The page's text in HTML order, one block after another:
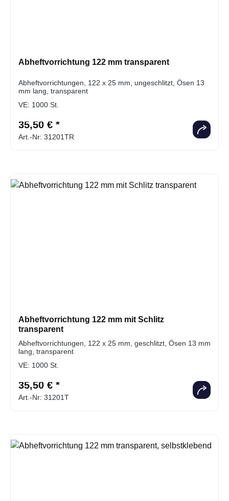
Abheftvorrichtung 122 mm transparent
Abheftvorrichtungen, 122 x 25 mm, ungeschlitzt, Ösen 13
mm lang, transparent
VE: 1000 St.
35,50 € *
Art.-Nr: 31201TR
Abheftvorrichtung 122 mm mit Schlitz
transparent
Abheftvorrichtungen, 122 x 25 mm, geschlitzt, Ösen 13 mm
lang, transparent
VE: 1000 St.
35,50 € *
Art.-Nr: 31201T